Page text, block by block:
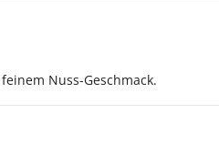
Nuss-Geschmack.